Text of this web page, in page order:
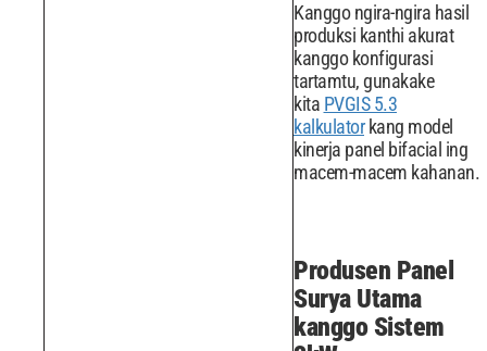
Kanggo ngira-ngira hasil
produksi kanthi akurat
kanggo konfigurasi
tartamtu, gunakake
kita PVGIS 5.3
kalkulatorkang model
kinerja panel bifacial ing
macem-macem kahanan.
Produsen Panel
Surya Utama
kanggo Sistem